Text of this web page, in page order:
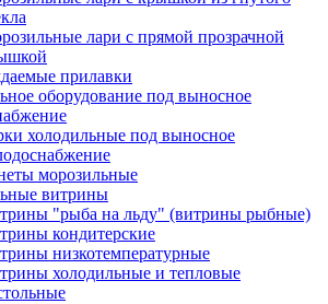
лари с прямой прозрачной
прилавки
оборудование под выносное
холодильные под выносное
морозильные
витрины
"рыба на льду" (витрины рыбные)
кондитерские
низкотемпературные
холодильные и тепловые